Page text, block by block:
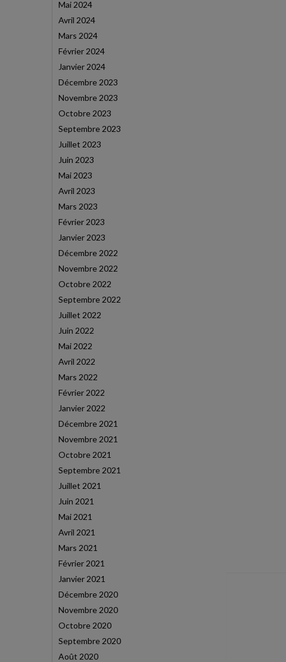
Mai 2024
Avril 2024
Mars 2024
Février 2024
Janvier 2024
Décembre 2023
Novembre 2023
Octobre 2023
Septembre 2023
Juillet 2023
Juin 2023
Mai 2023
Avril 2023
Mars 2023
Février 2023
Janvier 2023
Décembre 2022
Novembre 2022
Octobre 2022
Septembre 2022
Juillet 2022
Juin 2022
Mai 2022
Avril 2022
Mars 2022
Février 2022
Janvier 2022
Décembre 2021
Novembre 2021
Octobre 2021
Septembre 2021
Juillet 2021
Juin 2021
Mai 2021
Avril 2021
Mars 2021
Février 2021
Janvier 2021
Décembre 2020
Novembre 2020
Octobre 2020
Septembre 2020
Août 2020